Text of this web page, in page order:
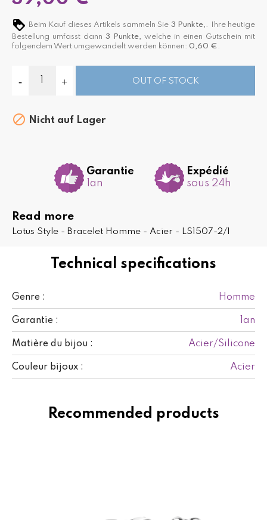
Technical specifications
Genre : Homme
Garantie : 1an
Matière du bijou : Acier/Silicone
Couleur bijoux : Acier
Beim Kauf dieses Artikels sammeln Sie 3 Punkte, . Ihre heutige
Bestellung umfasst dann 3 Punkte, welche in einen Gutschein mit
folgendem Wert umgewandelt werden können: 0,60 € .
OUT OF STOCK
 Nicht auf Lager
Garantie
1an
Expédié
sous 24h
Read more
Lotus Style - Bracelet Homme - Acier - LS1507-2/1
Recommended products